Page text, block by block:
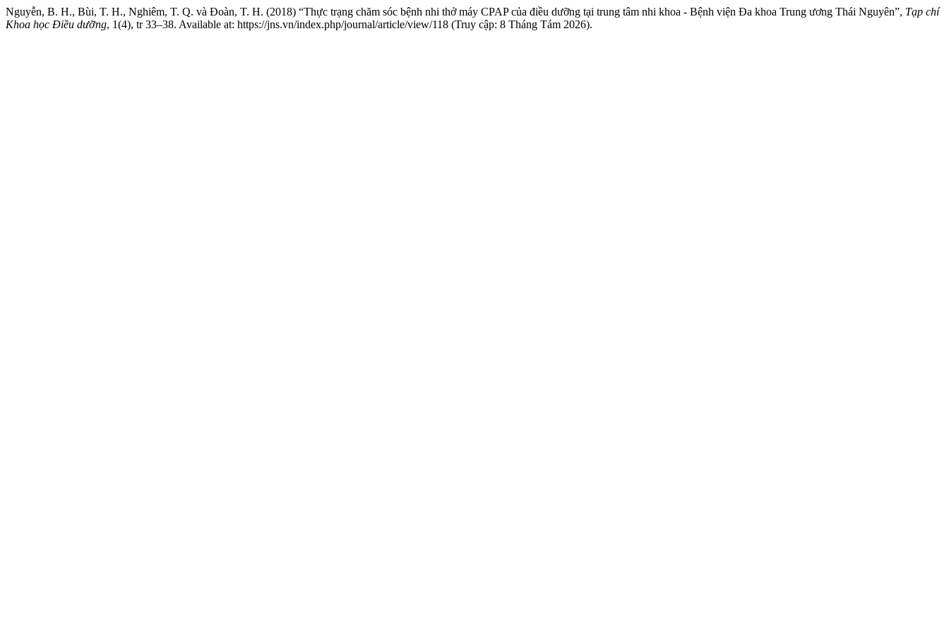
Nguyễn, B. H., Bùi, T. H., Nghiêm, T. Q. và Đoàn, T. H. (2018) “Thực trạng chăm sóc bệnh nhi thở máy CPAP của điều dưỡng tại trung tâm nhi khoa - Bệnh viện Đa khoa Trung ương Thái Nguyên”, Tạp chí
Khoa học Điều dưỡng, 1(4), tr 33–38. Available at: https://jns.vn/index.php/journal/article/view/118 (Truy cập: 8 Tháng Tám 2026).